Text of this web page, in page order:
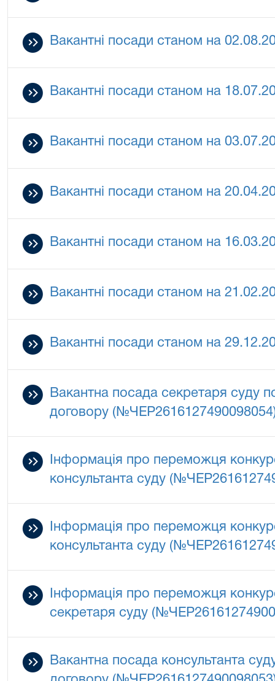
Вакантні посади станом на
Вакантні посади станом на
Вакантні посади станом на
Вакантні посади станом на
Вакантні посади станом на
Вакантні посади станом на
Вакантні посади станом на
Вакантна посада секретаря суду
договору
Інформація про переможця
консультанта суду
Інформація про переможця
консультанта суду
Інформація про переможця
секретаря суду
Вакантна посада консультанта